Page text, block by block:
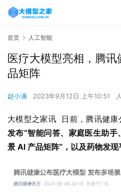
首页 人工智能
医疗大模型亮相，腾
品矩阵
赵小满 2023年9月12日 上午10:51
大模型之家讯  日前，腾讯健康
发布“智能问答、家庭医生助
景 AI 产品矩阵”，以及药物发现